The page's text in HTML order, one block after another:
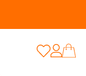
Hesabım
Favorilerim